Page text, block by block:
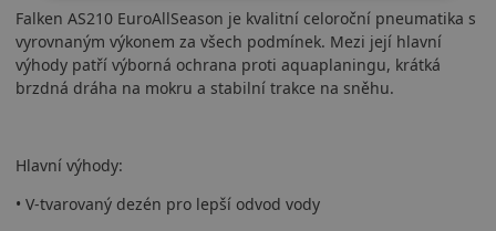
Falken AS210 EuroAllSeason je kvalitní celoroční pneumatika s
vyrovnaným výkonem za všech podmínek. Mezi její hlavní
výhody patří výborná ochrana proti aquaplaningu, krátká
brzdná dráha na mokru a stabilní trakce na sněhu.
Hlavní výhody:
• V-tvarovaný dezén pro lepší odvod vody